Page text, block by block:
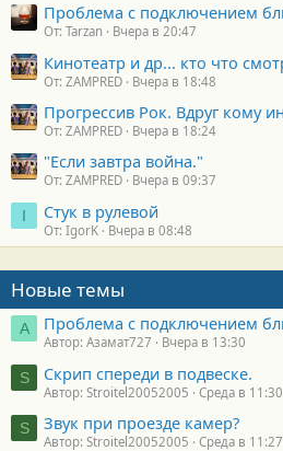
Проблема с подключением
От: Tarzan Вчера в 20:47
Кинотеатр и др... кто что
От: ZAMPRED Вчера в 18:48
Прогрессив Рок. Вдруг кому
От: ZAMPRED Вчера в 18:24
"Если завтра война."
От: ZAMPRED Вчера в 09:37
I Стук в рулевой
От: IgorK Вчера в 08:48
Новые темы
А Проблема с подключением
Автор: Азамат727 Вчера в 13:30
S Скрип спереди в подвеске.
Автор: Stroitel20052005 Среда в 11:30
S Звук при проезде камер?
Автор: Stroitel20052005 Среда в 11:27